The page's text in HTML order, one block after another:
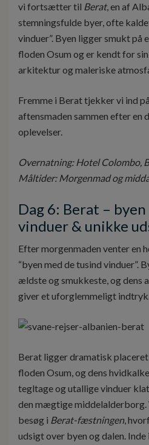
vi fortsætter til Berat, en af
stemningsfulde byer, ofte
vinduer”. Byen ligger smukt på
floden Osum og er kendt for
arkitektur og maleriske
Fremme i Berat tjekker vi ind
aftensmaden sammen efter en
oplevelser.
Overnatning: Hotel Colombo,
Måltider: Morgenmad og
Dag 6: Berat –
vinduer & unikke
Efter morgenmaden venter en
“byen med de tusind vinduer”.
ældste og smukkeste, og dens
giver et uforglemmeligt
Berat ligger dramatisk
floden Osum, og dens
tegltage og utallige vinduer
den mægtige middelalderborg.
besøg i Berat-fæstningen,
udsigt over byen og dalen.